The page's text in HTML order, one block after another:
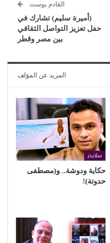
القادم بوست
(أميرة سليم) تشارك في
حفل تعزيز التواصل الثقافي
بين مصر وقطر
المزيد عن المؤلف
سلايدر
حكاية ودوشة.. و(مصطفى
حدوتة)!